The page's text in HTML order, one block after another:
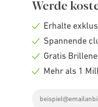
Werde
Check
Erhalte
Check
Spannende
Check
Gratis
Mehr als 1
address